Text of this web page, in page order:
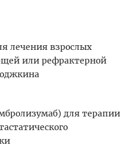
лечения взрослых
или рефрактерной
для терапии